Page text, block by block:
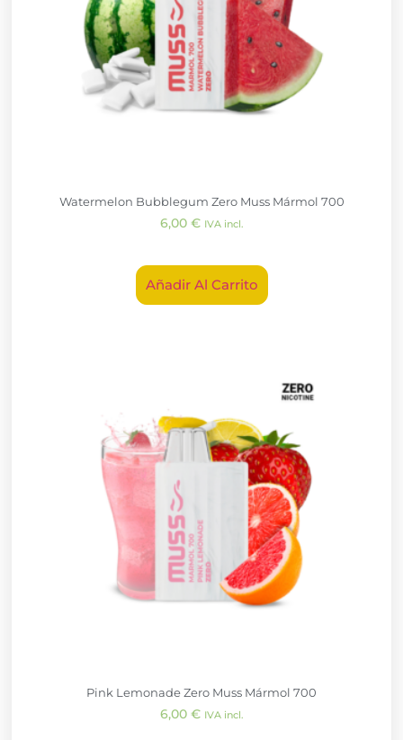
Watermelon Bubblegum Zero Muss Mármol 700
6,00 € IVA incl.
Añadir Al Carrito
Pink Lemonade Zero Muss Mármol 700
6,00 € IVA incl.